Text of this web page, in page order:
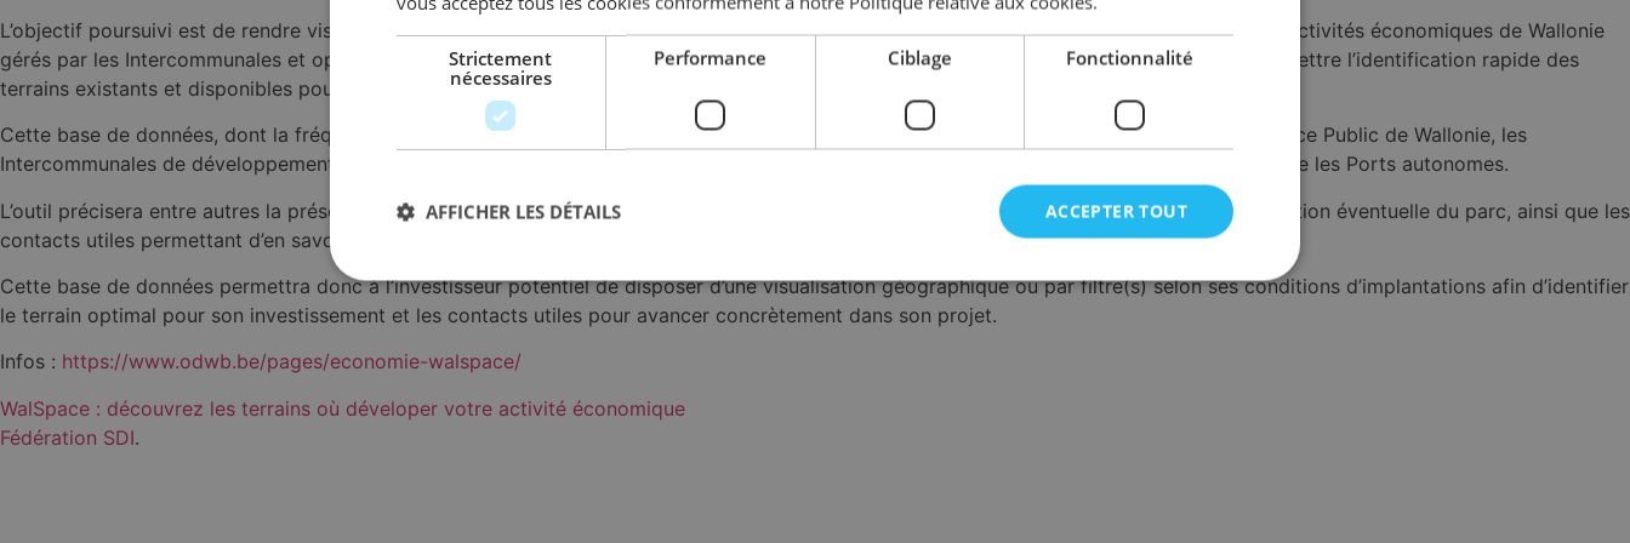
L’objectif poursuivi est de rendre visible, de présenter et de centraliser dans une base de données une liste exhaustive des parcs et zones d’activités économiques de Wallonie
gérés par les Intercommunales et opérateurs, ainsi que les zones et biens des Ports Autonomes (PAL, PAN, PAC et PACO). WalSpace va permettre l’identification rapide des
terrains existants et disponibles pour les investisseurs au sein de l’offre publique en Wallonie.
Cette base de données, dont la fréquence de mise à jour sera trimestrielle, est le fruit d’une collaboration et d’une concertation entre le Service Public de Wallonie, les
Intercommunales de développement économiques et d’autres instances telles que Wallonie Développement, la SOWAER, SOFINPRO, ou encore les Ports autonomes.
L’outil précisera entre autres la présence d’infrastructures de communication à proximité (voie d’eau, voie ferrée, aéroport, etc.), la thématisation éventuelle du parc, ainsi que les
contacts utiles permettant d’en savoir plus sur les biens.
Cette base de données permettra donc à l’investisseur potentiel de disposer d’une visualisation géographique ou par filtre(s) selon ses conditions d’implantations afin d’identifier
le terrain optimal pour son investissement et les contacts utiles pour avancer concrètement dans son projet.
Infos : https://www.odwb.be/pages/economie-walspace/
WalSpace : découvrez les terrains où déveloper votre activité économique
Fédération SDI.
Strictement
nécessaires
Performance Ciblage Fonctionnalité
ACCEPTER TOUT
AFFICHER LES DÉTAILS